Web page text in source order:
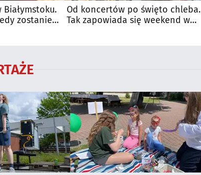
Białymstoku.
zostanie
Od koncertów po święto chleba.
Tak zapowiada się weekend w